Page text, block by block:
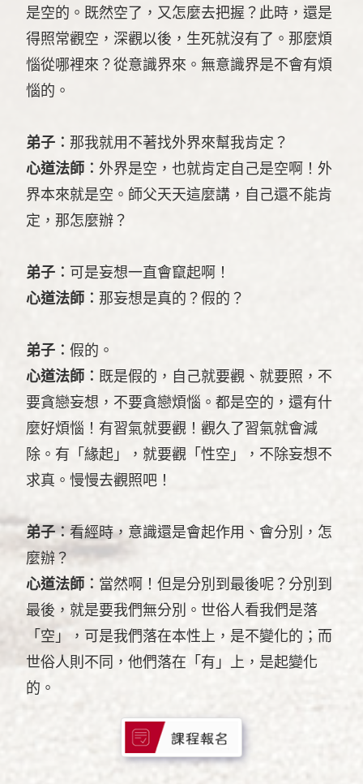
是空的。既然空了，又怎麼去把握？此時，還是
得照常觀空，深觀以後，生死就沒有了。那麼煩
惱從哪裡來？從意識界來。無意識界是不會有煩
惱的。
弟子︰ 那我就用不著找外界來幫我肯定？
心道法師︰ 外界是空，也就肯定自己是空啊！外
界本來就是空。師父天天這麼講，自己還不能肯
定，那怎麼辦？
弟子︰ 可是妄想一直會竄起啊！
心道法師︰ 那妄想是真的？假的？
弟子︰ 假的。
心道法師︰ 既是假的，自己就要觀、就要照，不
要貪戀妄想，不要貪戀煩惱。都是空的，還有什
麼好煩惱！有習氣就要觀！觀久了習氣就會減
除。有「緣起」，就要觀「性空」，不除妄想不
求真。慢慢去觀照吧！
弟子︰ 看經時，意識還是會起作用、會分別，怎
麼辦？
心道法師︰ 當然啊！但是分別到最後呢？分別到
最後，就是要我們無分別。世俗人看我們是落
「空」，可是我們落在本性上，是不變化的；而
世俗人則不同，他們落在「有」上，是起變化
的。